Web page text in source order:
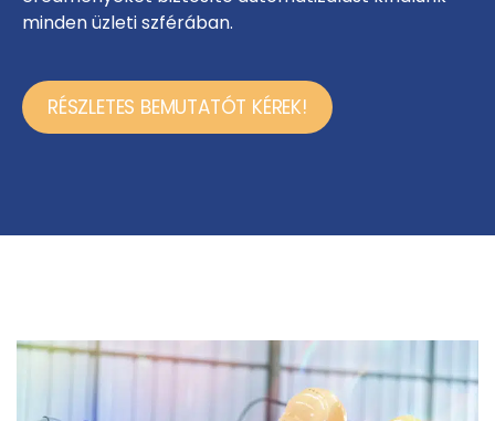
minden üzleti szférában.
RÉSZLETES BEMUTATÓT KÉREK!